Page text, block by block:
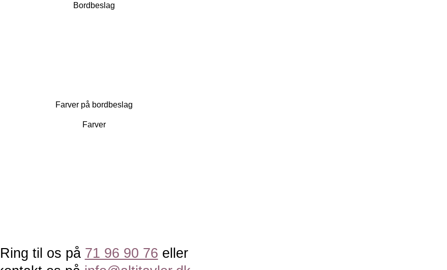
Bordbeslag
Farver på bordbeslag
Farver
Ring til os på 71 96 90 76 eller